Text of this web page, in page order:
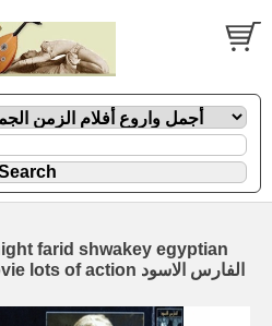
farid shwakey egyptian
movie awosme rare movie lots of action الفارس الاسود